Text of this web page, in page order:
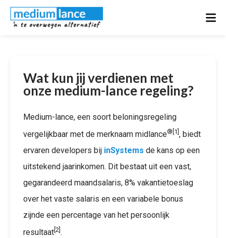
Wat kun jij verdienen met
onze medium-lance regeling?
Medium-lance, een soort beloningsregeling
vergelijkbaar met de merknaam midlance®[1] , biedt
ervaren developers bij inSystems de kans op een
uitstekend jaarinkomen. Dit bestaat uit een vast,
gegarandeerd maandsalaris, 8% vakantietoeslag
over het vaste salaris en een variabele bonus
zijnde een percentage van het persoonlijk
resultaat [2] .